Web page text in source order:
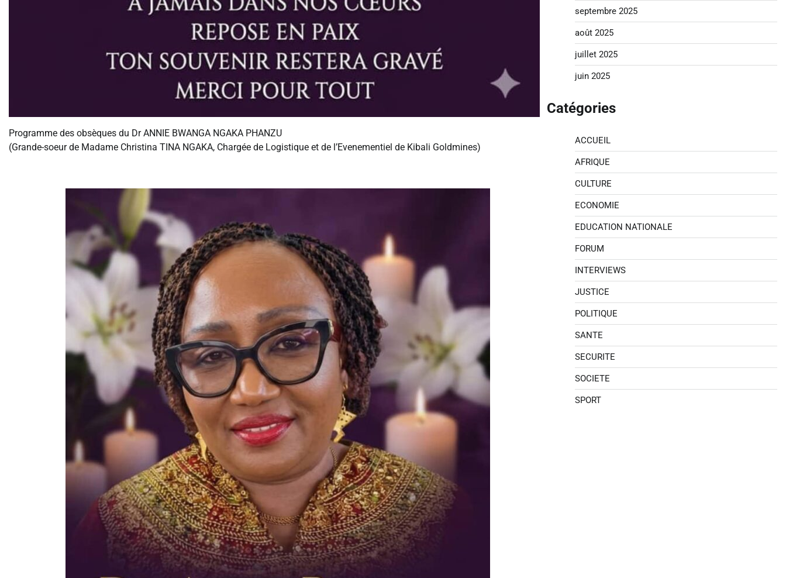
Programme des obsèques du Dr ANNIE BWANGA NGAKA PHANZU
‎(Grande-soeur de Madame Christina TINA NGAKA, Chargée de Logistique et de l’Evenementiel de Kibali Goldmines)
septembre 2025
août 2025
juillet 2025
juin 2025
Catégories
ACCUEIL
AFRIQUE
CULTURE
ECONOMIE
EDUCATION NATIONALE
FORUM
INTERVIEWS
JUSTICE
POLITIQUE
SANTE
SECURITE
SOCIETE
SPORT